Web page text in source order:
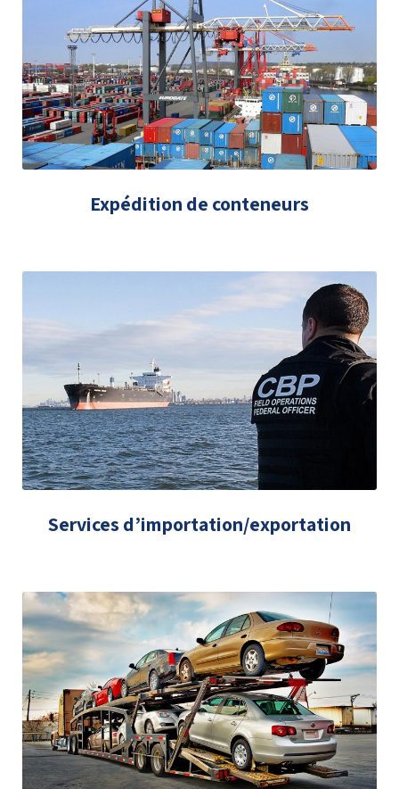
Expédition de conteneurs
Services d’importation/exportation